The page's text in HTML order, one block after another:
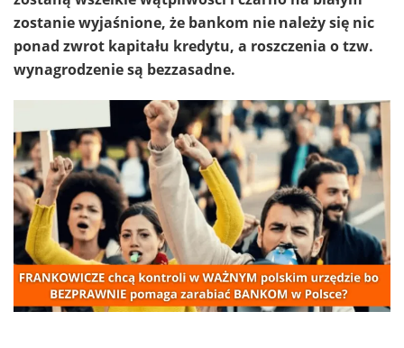
zostanie wyjaśnione, że bankom nie należy się nic
ponad zwrot kapitału kredytu, a roszczenia o tzw.
wynagrodzenie są bezzasadne.